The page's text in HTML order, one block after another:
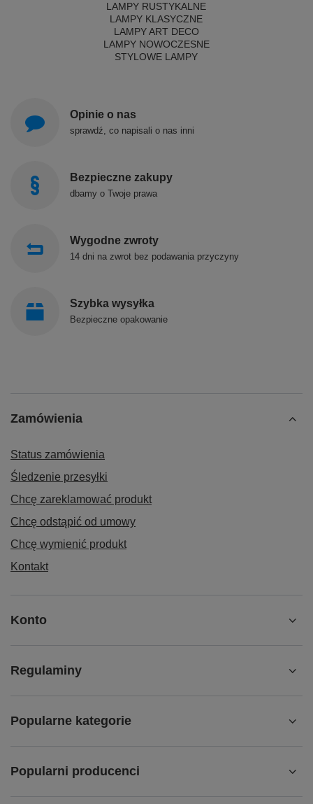
LAMPY RUSTYKALNE
LAMPY KLASYCZNE
LAMPY ART DECO
LAMPY NOWOCZESNE
STYLOWE LAMPY
Opinie o nas
sprawdź, co napisali o nas inni
Bezpieczne zakupy
dbamy o Twoje prawa
Wygodne zwroty
14 dni na zwrot bez podawania przyczyny
Szybka wysyłka
Bezpieczne opakowanie
Zamówienia
Status zamówienia
Śledzenie przesyłki
Chcę zareklamować produkt
Chcę odstąpić od umowy
Chcę wymienić produkt
Kontakt
Konto
Regulaminy
Popularne kategorie
Popularni producenci